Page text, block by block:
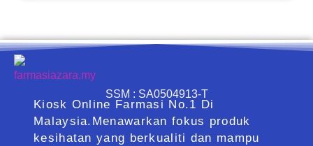
SSM : SA0504913-T
Kiosk Online Farmasi No.1 Di
Malaysia.Menawarkan fokus produk
kesihatan yang berkualiti dan mampu